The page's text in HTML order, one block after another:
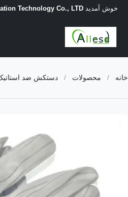
خوش آمدید Technology Co., LTD
خانه / محصولات / دستکش ضد